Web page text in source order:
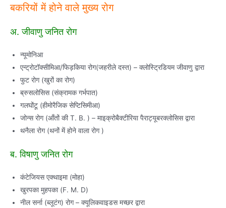
बकरियों में होने वाले मुख्य रोग
अ. जीवाणु जनित रोग
न्यूमोनिआ
एन्ट्रोटॉक्सीमिआ/फिड़किया रोग(जहरीले दस्त) – क्लोस्ट्रिडियम जीवाणु द्वारा
फुट रोग (खुरों का रोग)
ब्रुसलोसिस (संक्रामक गर्भपात)
गलघोंटू (हीमोरैजिक सेप्टिसिमीआ)
जोन्स रोग (आँतों की T. B. ) – माइक्रोबैक्टीरिया पैराट्यूबरक्लोसिस द्वारा
थनैला रोग (थनों में होने वाला रोग )
ब. विषाणु जनित रोग
कंटेजियस एक्थाइमा (मोहा)
खुरपका मुहपका (F. M. D)
नील सर्ना (ब्लूटंग) रोग – क्यूलिकवाइडस मच्छर द्वारा